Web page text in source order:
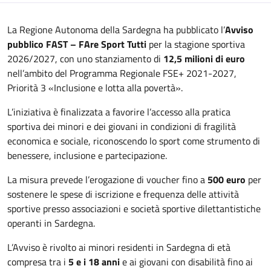
La Regione Autonoma della Sardegna ha pubblicato l’Avviso
pubblico FAST – FAre Sport Tutti per la stagione sportiva
2026/2027, con uno stanziamento di 12,5 milioni di euro
nell’ambito del Programma Regionale FSE+ 2021-2027,
Priorità 3 «Inclusione e lotta alla povertà».
L’iniziativa è finalizzata a favorire l’accesso alla pratica
sportiva dei minori e dei giovani in condizioni di fragilità
economica e sociale, riconoscendo lo sport come strumento di
benessere, inclusione e partecipazione.
La misura prevede l’erogazione di voucher fino a 500 euro per
sostenere le spese di iscrizione e frequenza delle attività
sportive presso associazioni e società sportive dilettantistiche
operanti in Sardegna.
L’Avviso è rivolto ai minori residenti in Sardegna di età
compresa tra i 5 e i 18 annie ai giovani con disabilità fino ai